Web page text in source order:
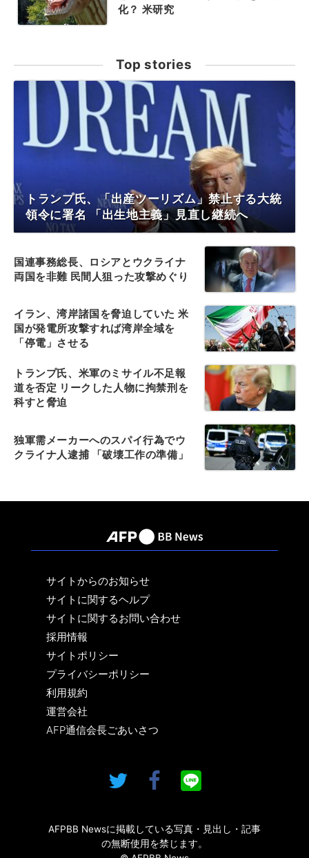
化？ 米研究
Top stories
トランプ氏、「出産ツーリズム」禁止する大統
領令に署名 「出生地主義」見直し継続へ
国連事務総長、ロシアとウクライナ
両国を非難 民間人狙った攻撃めぐり
イラン、湾岸諸国を脅迫していた 米
国が発電所攻撃すれば湾岸全域を
「停電」させる
トランプ氏、米軍のミサイル不足報
道を否定 リークした人物に拘禁刑を
科すと脅迫
独軍需メーカーへのスパイ行為でウ
クライナ人逮捕 「破壊工作の準備」
サイトからのお知らせ
サイトに関するヘルプ
サイトに関するお問い合わせ
採用情報
サイトポリシー
プライバシーポリシー
利用規約
運営会社
AFP通信会長ごあいさつ
AFPBB Newsに掲載している写真・見出し・記事
の無断使用を禁じます。